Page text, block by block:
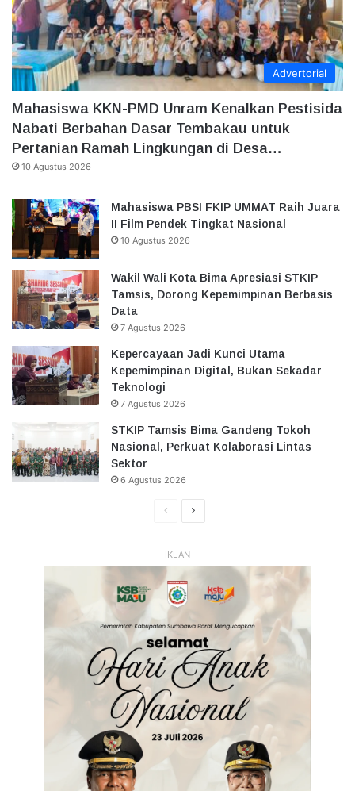
Advertorial
Mahasiswa KKN-PMD Unram Kenalkan Pestisida
Nabati Berbahan Dasar Tembakau untuk
Pertanian Ramah Lingkungan di Desa…
10 Agustus 2026
Mahasiswa PBSI FKIP UMMAT Raih Juara
II Film Pendek Tingkat Nasional
10 Agustus 2026
Wakil Wali Kota Bima Apresiasi STKIP
Tamsis, Dorong Kepemimpinan Berbasis
Data
7 Agustus 2026
Kepercayaan Jadi Kunci Utama
Kepemimpinan Digital, Bukan Sekadar
Teknologi
7 Agustus 2026
STKIP Tamsis Bima Gandeng Tokoh
Nasional, Perkuat Kolaborasi Lintas
Sektor
6 Agustus 2026
HalamanHalaman
IKLAN